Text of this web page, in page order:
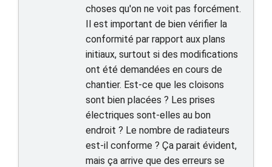
choses qu'on ne voit pas forcément.
Il est important de bien vérifier la
conformité par rapport aux plans
initiaux, surtout si des modifications
ont été demandées en cours de
chantier. Est-ce que les cloisons
sont bien placées ? Les prises
électriques sont-elles au bon
endroit ? Le nombre de radiateurs
est-il conforme ? Ça parait évident,
mais ça arrive que des erreurs se